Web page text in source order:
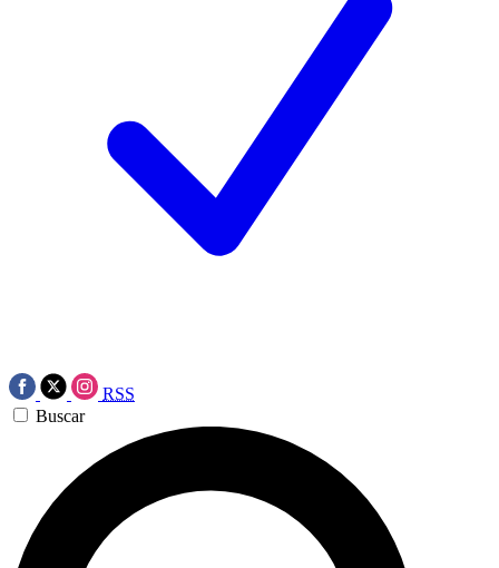
RSS
Buscar